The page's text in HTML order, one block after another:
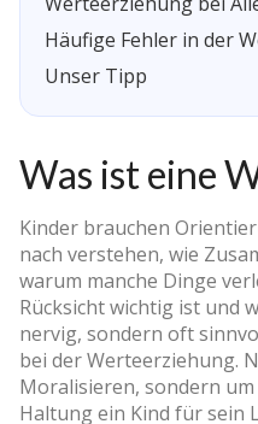
Häufige Fehler in der
Unser Tipp
Was ist eine
Kinder brauchen
nach verstehen, wie
warum manche Dinge
Rücksicht wichtig ist und
nervig, sondern oft
bei der Werteerziehung.
Moralisieren, sondern
Haltung ein Kind für sein